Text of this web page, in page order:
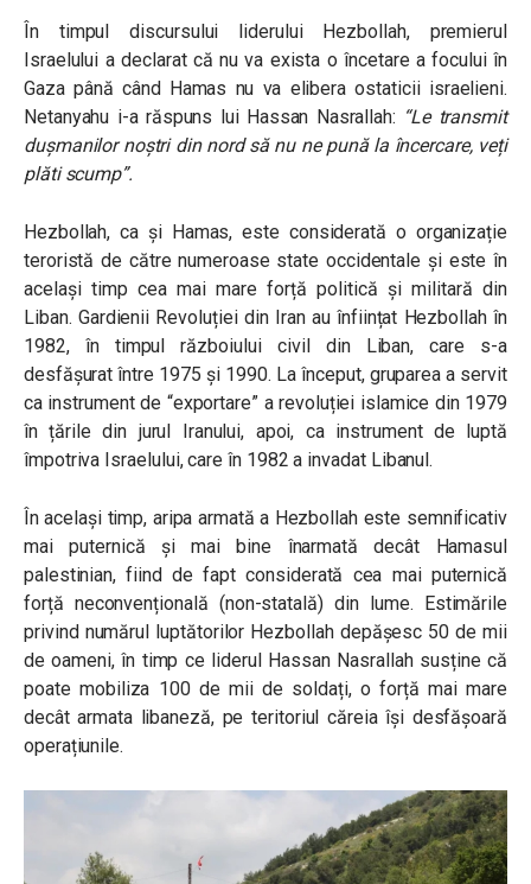
În timpul discursului liderului Hezbollah, premierul
Israelului a declarat că nu va exista o încetare a focului în
Gaza până când Hamas nu va elibera ostaticii israelieni.
Netanyahu i-a răspuns lui Hassan Nasrallah: “Le transmit
dușmanilor noștri din nord să nu ne pună la încercare, veți
plăti scump”.
Hezbollah, ca și Hamas, este considerată o organizație
teroristă de către numeroase state occidentale și este în
același timp cea mai mare forță politică și militară din
Liban. Gardienii Revoluției din Iran au înființat Hezbollah în
1982, în timpul războiului civil din Liban, care s-a
desfășurat între 1975 și 1990. La început, gruparea a servit
ca instrument de “exportare” a revoluției islamice din 1979
în țările din jurul Iranului, apoi, ca instrument de luptă
împotriva Israelului, care în 1982 a invadat Libanul.
În același timp, aripa armată a Hezbollah este semnificativ
mai puternică și mai bine înarmată decât Hamasul
palestinian, fiind de fapt considerată cea mai puternică
forță neconvențională (non-statală) din lume. Estimările
privind numărul luptătorilor Hezbollah depășesc 50 de mii
de oameni, în timp ce liderul Hassan Nasrallah susține că
poate mobiliza 100 de mii de soldați, o forță mai mare
decât armata libaneză, pe teritoriul căreia își desfășoară
operațiunile.